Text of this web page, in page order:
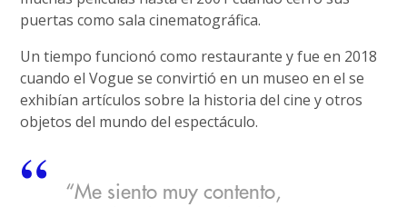
puertas como sala cinematográfica.
Un tiempo funcionó como restaurante y fue en 2018
cuando el Vogue se convirtió en un museo en el se
exhibían artículos sobre la historia del cine y otros
objetos del mundo del espectáculo.
“Me siento muy contento,